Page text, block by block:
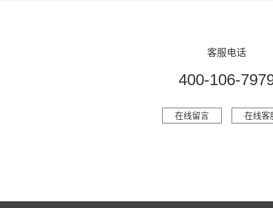
客服电话
400-106-
在线留言 在线客